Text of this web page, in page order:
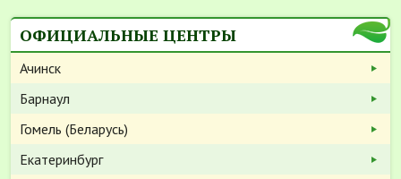
ОФИЦИАЛЬНЫЕ ЦЕНТРЫ
Ачинск
Барнаул
Гомель (Беларусь)
Екатеринбург